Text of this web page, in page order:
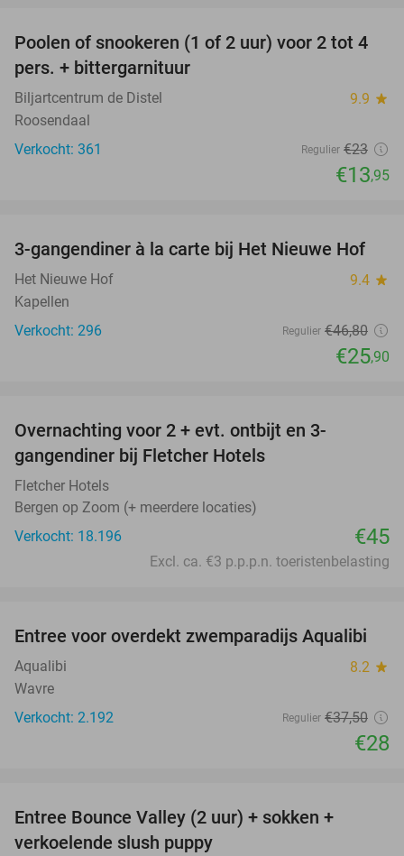
39%
Poolen of snookeren (1 of 2 uur) voor 2 tot 4
pers. + bittergarnituur
Biljartcentrum de Distel 9.9 star
Roosendaal
Verkocht: 361
Regulier €23
€13,95
45%
3-gangendiner à la carte bij Het Nieuwe Hof
Het Nieuwe Hof 9.4 star
Kapellen
Verkocht: 296
Regulier €46,80
€25,90
Overnachting voor 2 + evt. ontbijt en 3-
gangendiner bij Fletcher Hotels
Fletcher Hotels
Bergen op Zoom (+ meerdere locaties)
Verkocht: 18.196
€45
Excl. ca. €3 p.p.p.n. toeristenbelasting
25%
Entree voor overdekt zwemparadijs Aqualibi
Aqualibi 8.2 star
Wavre
Verkocht: 2.192
Regulier €37,50
€28
Entree Bounce Valley (2 uur) + sokken +
verkoelende slush puppy